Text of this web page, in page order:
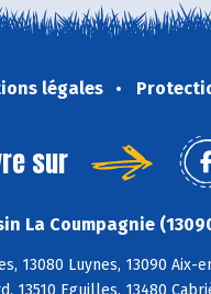
légales
sur
La Coumpagnie
13080 Luynes, 13090 Aix-
13510 Eguilles, 13480